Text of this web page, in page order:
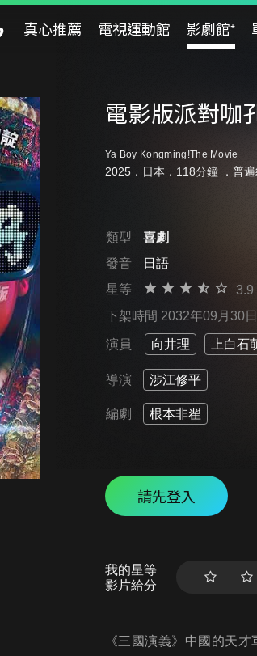
真心推薦 電視運動館 影劇館⁺
電影版派對咖
Ya Boy Kongming!The Movie
2025．日本．118分鐘 ． 普遍
類型
喜劇
發音
日語
星等
3.9
下架時間 2032年09月30日
演員 向井理 上白石
導演 涉江修平
編劇 根本非翟
請先登入
我的星等
影片給分
《三國演義》中國的天